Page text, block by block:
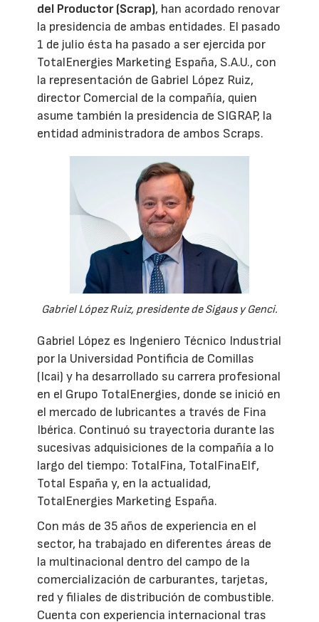
del Productor (Scrap), han acordado renovar
la presidencia de ambas entidades. El pasado
1 de julio ésta ha pasado a ser ejercida por
TotalEnergies Marketing España, S.A.U., con
la representación de Gabriel López Ruiz,
director Comercial de la compañía, quien
asume también la presidencia de SIGRAP, la
entidad administradora de ambos Scraps.
Gabriel López Ruiz, presidente de Sigaus y Genci.
Gabriel López es Ingeniero Técnico Industrial
por la Universidad Pontificia de Comillas
(Icai) y ha desarrollado su carrera profesional
en el Grupo TotalEnergies, donde se inició en
el mercado de lubricantes a través de Fina
Ibérica. Continuó su trayectoria durante las
sucesivas adquisiciones de la compañía a lo
largo del tiempo: TotalFina, TotalFinaElf,
Total España y, en la actualidad,
TotalEnergies Marketing España.
Con más de 35 años de experiencia en el
sector, ha trabajado en diferentes áreas de
la multinacional dentro del campo de la
comercialización de carburantes, tarjetas,
red y filiales de distribución de combustible.
Cuenta con experiencia internacional tras